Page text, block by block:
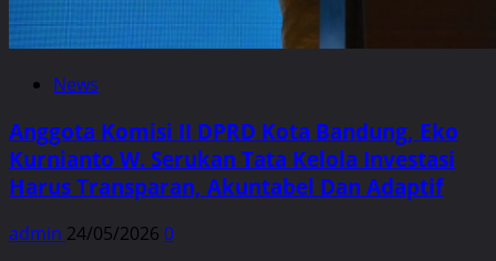
News
Anggota Komisi II DPRD Kota Bandung, Eko
Kurnianto W. Serukan Tata Kelola Investasi
Harus Transparan, Akuntabel Dan Adaptif
admin 24/05/2026 0